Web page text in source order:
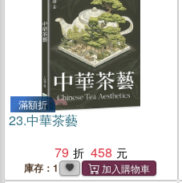
滿額折
23.中華茶藝
79
458
庫存：1